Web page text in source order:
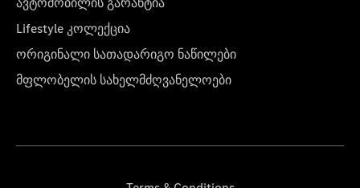
Lifestyle კოლექცია
ორიგინალი სათადარიგო ნაწილები
მფლობელის სახელმძღვანელოები